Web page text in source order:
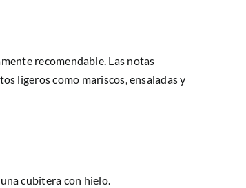
recomendable. Las notas
ligeros como mariscos, ensaladas y
cubitera con hielo.